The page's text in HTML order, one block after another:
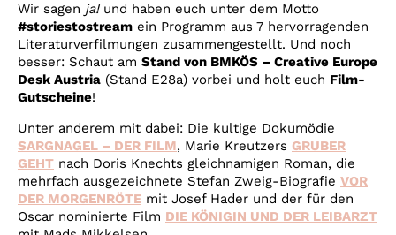
Wir sagen ja!und haben euch unter dem Motto
#storiestostream ein Programm aus 7 hervorragenden
Literaturverfilmungen zusammengestellt. Und noch
besser: Schaut am Stand von BMKÖS – Creative Europe
Desk Austria (Stand E28a) vorbei und holt euch Film-
Gutscheine!
Unter anderem mit dabei: Die kultige Dokumödie
SARGNAGEL – DER FILM, Marie Kreutzers GRUBER
GEHT nach Doris Knechts gleichnamigen Roman, die
mehrfach ausgezeichnete Stefan Zweig-Biografie VOR
DER MORGENRÖTE mit Josef Hader und der für den
Oscar nominierte Film DIE KÖNIGIN UND DER LEIBARZT